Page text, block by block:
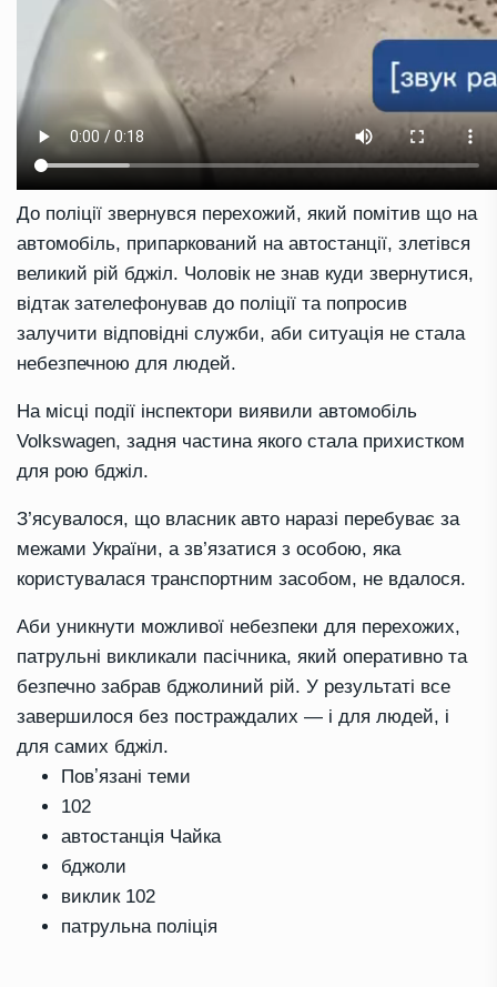
До поліції звернувся перехожий, який помітив що на
автомобіль, припаркований на автостанції, злетівся
великий рій бджіл. Чоловік не знав куди звернутися,
відтак зателефонував до поліції та попросив
залучити відповідні служби, аби ситуація не стала
небезпечною для людей.
На місці події інспектори виявили автомобіль
Volkswagen, задня частина якого стала прихистком
для рою бджіл.
З’ясувалося, що власник авто наразі перебуває за
межами України, а зв’язатися з особою, яка
користувалася транспортним засобом, не вдалося.
Аби уникнути можливої небезпеки для перехожих,
патрульні викликали пасічника, який оперативно та
безпечно забрав бджолиний рій. У результаті все
завершилося без постраждалих — і для людей, і
для самих бджіл.
Повʼязані теми
102
автостанція Чайка
бджоли
виклик 102
патрульна поліція